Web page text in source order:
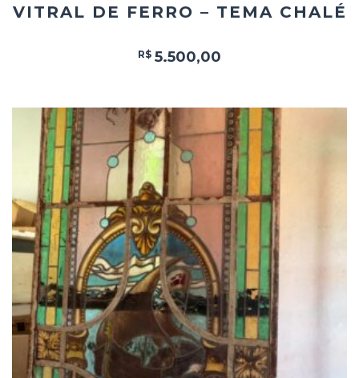
VITRAL DE FERRO – TEMA CHALÉ
R$ 5.500,00
Add
ao
Favoritos